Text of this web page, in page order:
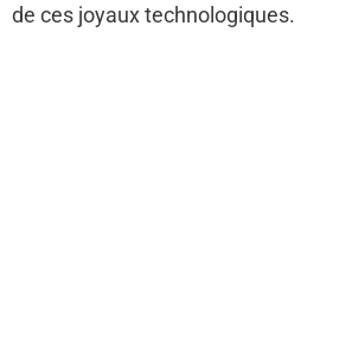
de ces joyaux technologiques.